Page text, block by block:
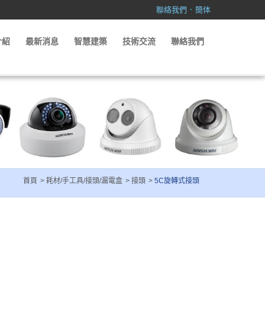
聯絡我們 ． 簡体
紹 最新消息 智慧建築 技術交流 聯絡我們
首頁 耗材/手工具/接頭/漏電盒 接頭 5C旋轉式接頭